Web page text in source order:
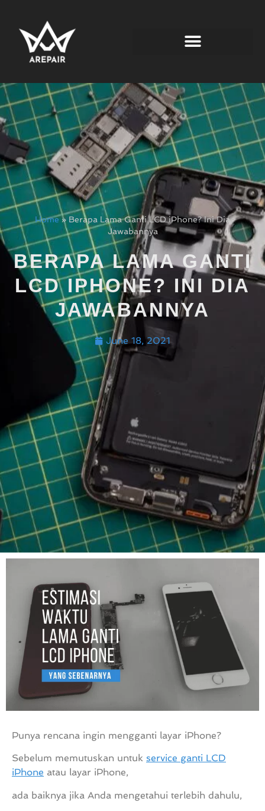
Home» Berapa Lama Ganti LCD iPhone? Ini Dia
Jawabannya
BERAPA LAMA GANTI
LCD IPHONE? INI DIA
JAWABANNYA
June 18, 2021
Punya rencana ingin mengganti layar iPhone?
Sebelum memutuskan untuk service ganti LCD
iPhone atau layar iPhone,
ada baiknya jika Anda mengetahui terlebih dahulu,